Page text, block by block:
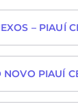
– PIAUÍ
NOVO PIAUÍ